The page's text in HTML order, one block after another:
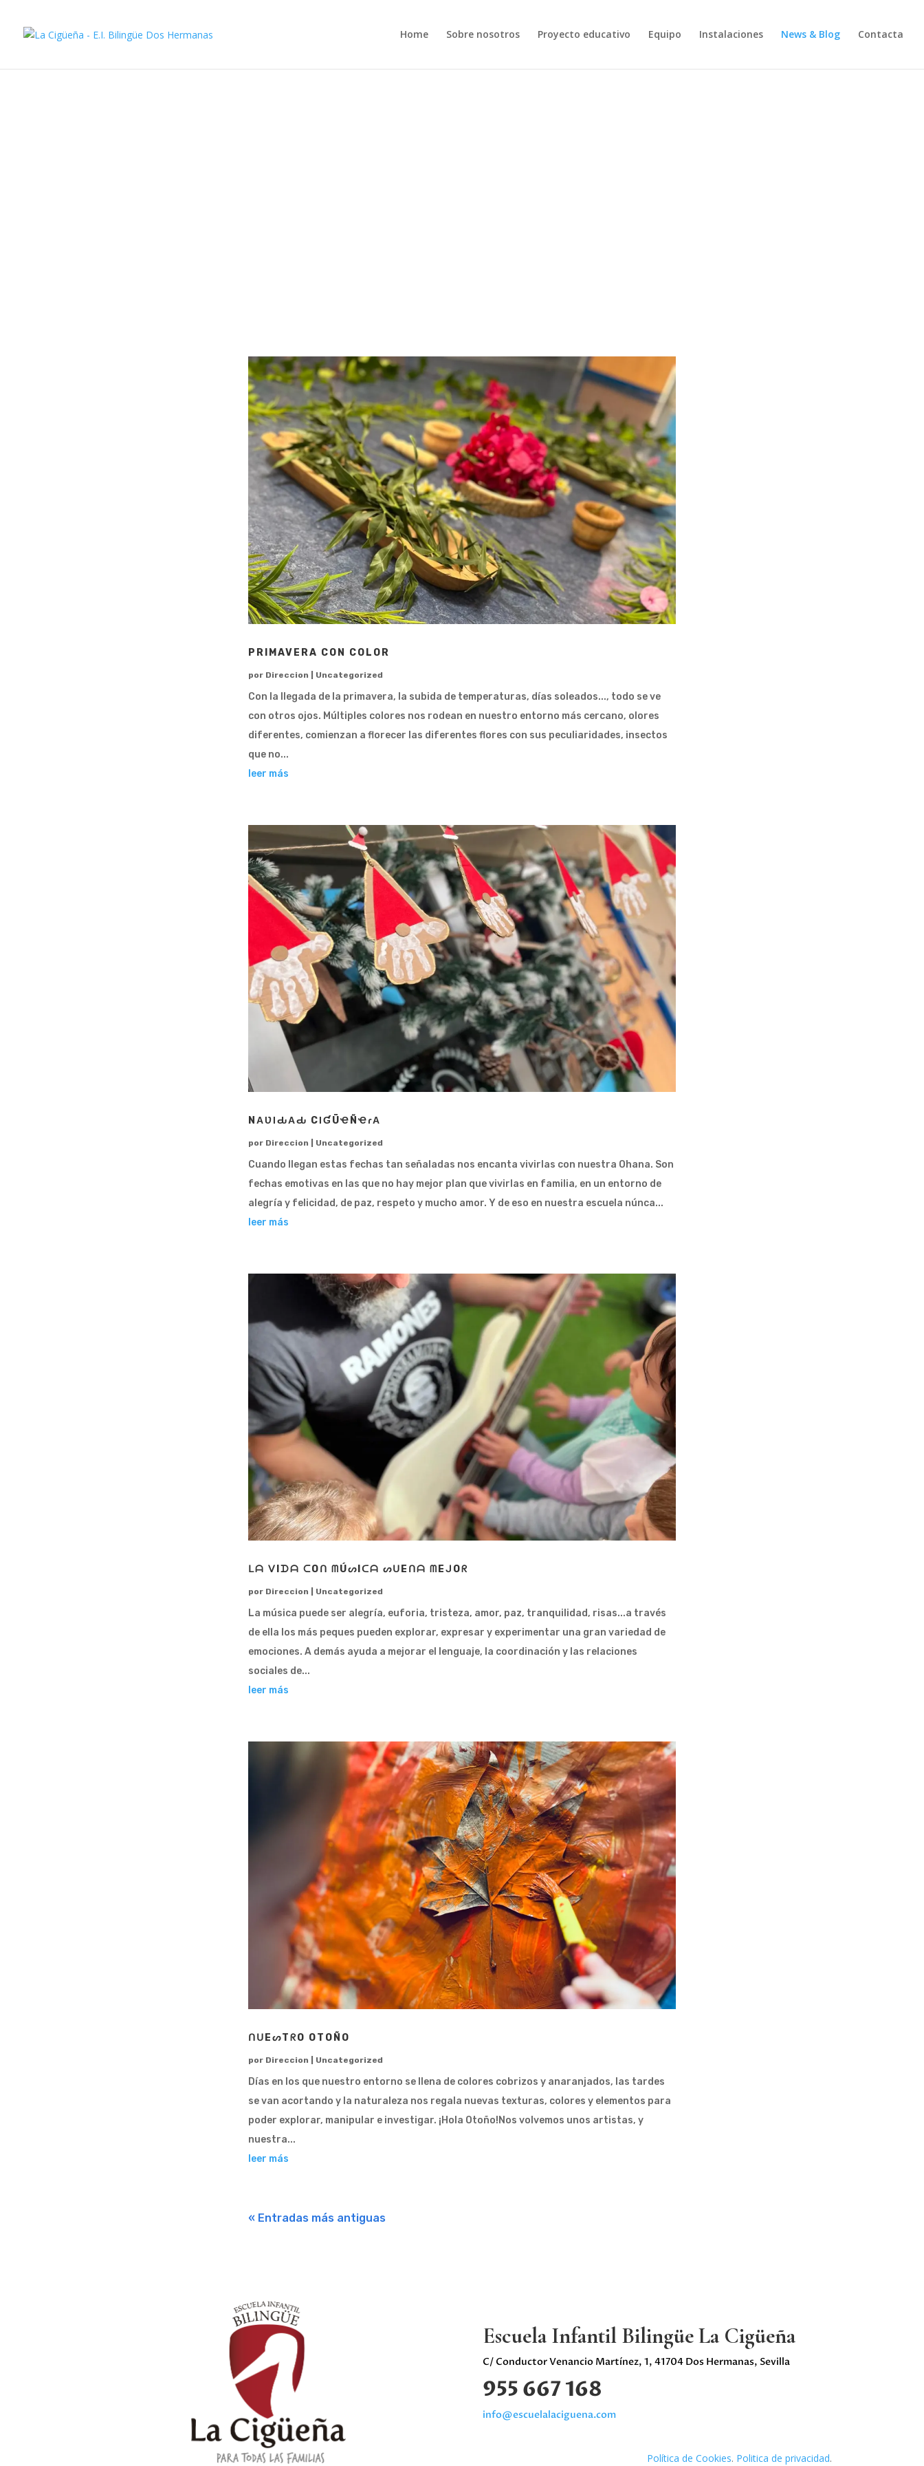
Home Sobre nosotros Proyecto educativo Equipo Instalaciones News & Blog Contacta
PRIMAVERA CON COLOR
por Direccion Uncategorized
Con la llegada de la primavera, la subida de temperaturas, días soleados..., todo se ve
con otros ojos. Múltiples colores nos rodean en nuestro entorno más cercano, olores
diferentes, comienzan a florecer las diferentes flores con sus peculiaridades, insectos
que no...
leer más
NΑƲΙԂΑԂ CΙƓÜҼÑҼɾΑ
por Direccion Uncategorized
Cuando llegan estas fechas tan señaladas nos encanta vivirlas con nuestra Ohana. Son
fechas emotivas en las que no hay mejor plan que vivirlas en familia, en un entorno de
alegría y felicidad, de paz, respeto y mucho amor. Y de eso en nuestra escuela núnca...
leer más
ᒪᗩ ᐯIᗪᗩ ᑕOᑎ ᗰÚᔕIᑕᗩ ᔕᑌEᑎᗩ ᗰEᒍOᖇ
por Direccion Uncategorized
La música puede ser alegría, euforia, tristeza, amor, paz, tranquilidad, risas...a través
de ella los más peques pueden explorar, expresar y experimentar una gran variedad de
emociones. A demás ayuda a mejorar el lenguaje, la coordinación y las relaciones
sociales de...
leer más
ᑎᑌEᔕTᖇO OTOÑO
por Direccion Uncategorized
Días en los que nuestro entorno se llena de colores cobrizos y anaranjados, las tardes
se van acortando y la naturaleza nos regala nuevas texturas, colores y elementos para
poder explorar, manipular e investigar. ¡Hola Otoño!Nos volvemos unos artistas, y
nuestra...
leer más
« Entradas más antiguas
Escuela Infantil Bilingüe La Cigüeña
C/ Conductor Venancio Martínez, 1, 41704 Dos Hermanas, Sevilla
955 667 168
info@escuelalaciguena.com
Política de Cookies. Politica de privacidad.